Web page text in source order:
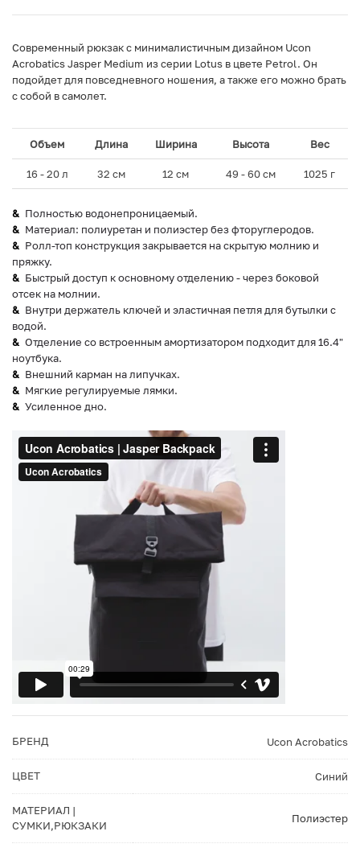
Cовременный рюкзак с минималистичным дизайном Ucon
Acrobatics Jasper Medium из серии Lotus в цвете Petrol. Он
подойдет для повседневного ношения, а также его можно брать
с собой в самолет.
Объем Длина Ширина Высота Вес
16 - 20 л 32 см 12 см 49 - 60 см 1025 г
Полностью водонепроницаемый.
Материал: полиуретан и полиэстер без фторуглеродов.
Ролл-топ конструкция закрывается на скрытую молнию и
пряжку.
Быстрый доступ к основному отделению - через боковой
отсек на молнии.
Внутри держатель ключей и эластичная петля для бутылки с
водой.
Отделение со встроенным амортизатором подходит для 16.4"
ноутбука.
Внешний карман на липучках.
Мягкие регулируемые лямки.
Усиленное дно.
БРЕНД Ucon Acrobatics
ЦВЕТ Синий
МАТЕРИАЛ |
СУМКИ,РЮКЗАКИ
Полиэстер